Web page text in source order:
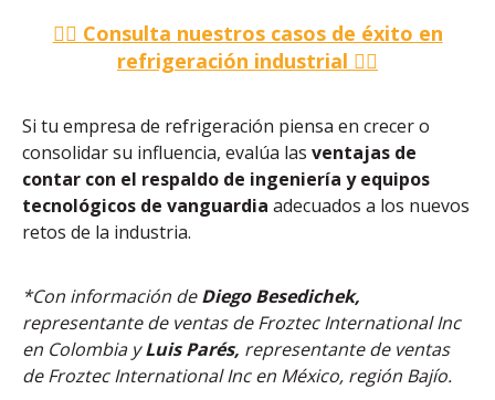
👉🏽 Consulta nuestros casos de éxito en
refrigeración industrial 👈🏽
Si tu empresa de refrigeración piensa en crecer o
consolidar su influencia, evalúa las ventajas de
contar con el respaldo de ingeniería y equipos
tecnológicos de vanguardia adecuados a los nuevos
retos de la industria.
*Con información deDiego Besedichek,
representante de ventas de Froztec International Inc
en Colombia yLuis Parés, representante de ventas
de Froztec International Inc en México, región Bajío.